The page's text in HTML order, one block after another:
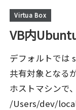
Virtua Box
VB内
デフォルトでは
共有対象となる
ホストマシンで
/Users/dev/